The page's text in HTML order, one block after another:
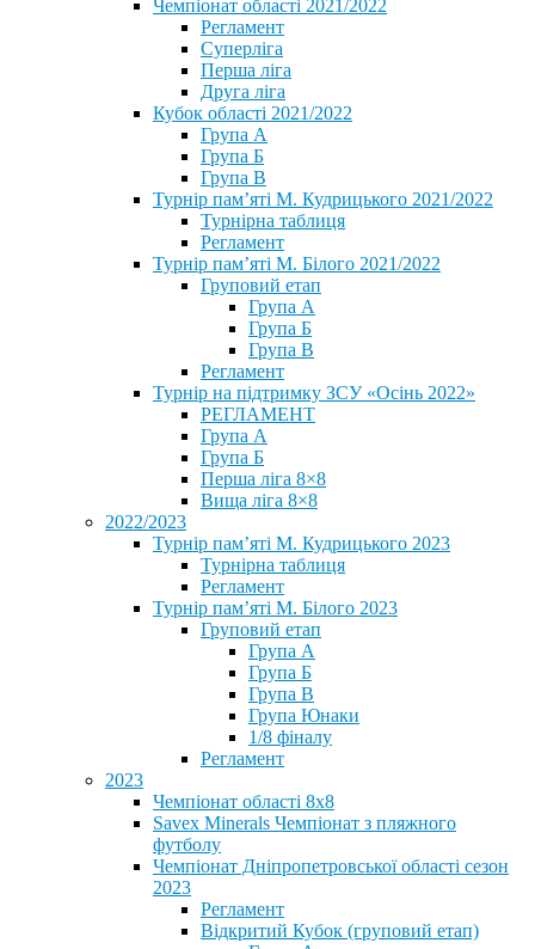
Чемпіонат області 2021/2022
Регламент
Суперліга
Перша ліга
Друга ліга
Кубок області 2021/2022
Група А
Група Б
Група В
Турнір пам’яті М. Кудрицького 2021/2022
Турнірна таблиця
Регламент
Турнір пам’яті М. Білого 2021/2022
Груповий етап
Група А
Група Б
Група В
Регламент
Турнір на підтримку ЗСУ «Осінь 2022»
РЕГЛАМЕНТ
Група А
Група Б
Перша ліга 8×8
Вища ліга 8×8
2022/2023
Турнір пам’яті М. Кудрицького 2023
Турнірна таблиця
Регламент
Турнір пам’яті М. Білого 2023
Груповий етап
Група А
Група Б
Група В
Група Юнаки
1/8 фіналу
Регламент
2023
Чемпіонат області 8х8
Savex Minerals Чемпіонат з пляжного
футболу
Чемпіонат Дніпропетровської області сезон
2023
Регламент
Відкритий Кубок (груповий етап)